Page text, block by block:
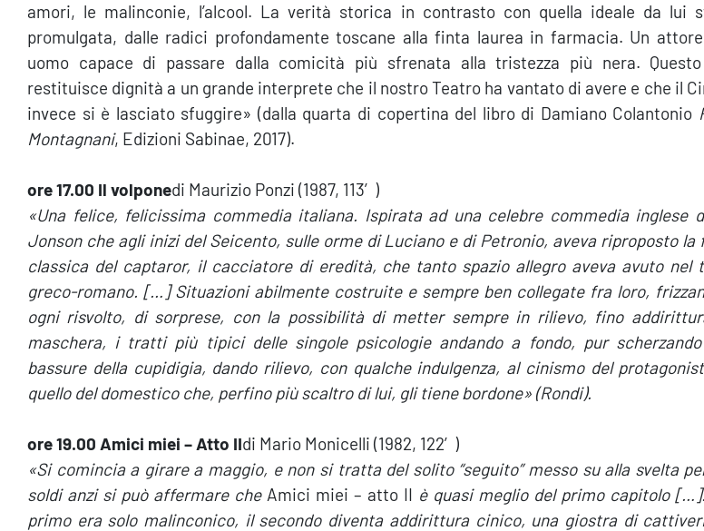
amori, le malinconie, l’alcool. La verità storica in contrasto con quella ideale da lui
promulgata, dalle radici profondamente toscane alla finta laurea in farmacia. Un
uomo capace di passare dalla comicità più sfrenata alla tristezza più nera.
restituisce dignità a un grande interprete che il nostro Teatro ha vantato di avere e che il
invece si è lasciato sfuggire» (dalla quarta di copertina del libro di Damiano Colantonio
Montagnani, Edizioni Sabinae, 2017).
ore 17.00 Il volponedi Maurizio Ponzi (1987, 113′)
«Una felice, felicissima commedia italiana. Ispirata ad una celebre commedia inglese
Jonson che agli inizi del Seicento, sulle orme di Luciano e di Petronio, aveva riproposto la
classica del captaror, il cacciatore di eredità, che tanto spazio allegro aveva avuto nel
greco-romano. […] Situazioni abilmente costruite e sempre ben collegate fra loro,
ogni risvolto, di sorprese, con la possibilità di metter sempre in rilievo, fino
maschera, i tratti più tipici delle singole psicologie andando a fondo, pur
bassure della cupidigia, dando rilievo, con qualche indulgenza, al cinismo del
quello del domestico che, perfino più scaltro di lui, gli tiene bordone» (Rondi).
ore 19.00 Amici miei – Atto IIdi Mario Monicelli (1982, 122′)
«Si comincia a girare a maggio, e non si tratta del solito “seguito” messo su alla svelta
soldi anzi si può affermare cheAmici miei – atto II è quasi meglio del primo capitolo
primo era solo malinconico, il secondo diventa addirittura cinico, una giostra di